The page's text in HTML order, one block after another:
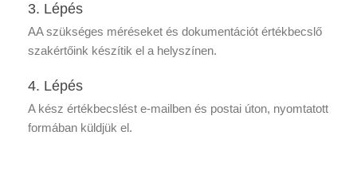
3. Lépés
AA szükséges méréseket és dokumentációt értékbecslő
szakértőink készítik el a helyszínen.
4. Lépés
A kész értékbecslést e-mailben és postai úton, nyomtatott
formában küldjük el.